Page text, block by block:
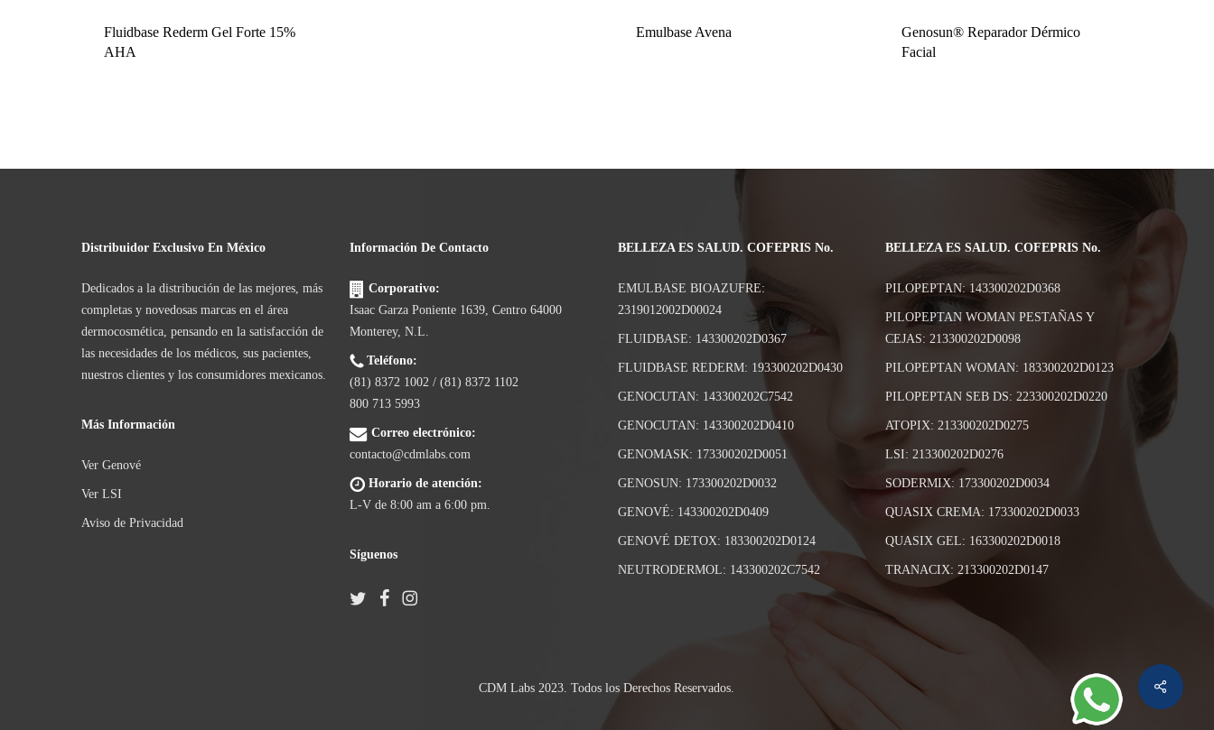
Fluidbase Rederm Gel Forte 15%
AHA
Emulbase Avena
Genosun® Reparador Dérmico
Facial
Share
Distribuidor Exclusivo En México
Dedicados a la distribución de las mejores, más
completas y novedosas marcas en el área
dermocosmética, pensando en la satisfacción de
las necesidades de los médicos, sus pacientes,
nuestros clientes y los consumidores mexicanos.
Más Información
Ver Genové
Ver LSI
Aviso de Privacidad
Información De Contacto
Corporativo:
Isaac Garza Poniente 1639, Centro 64000
Monterey, N.L.
Teléfono:
(81) 8372 1002 / (81) 8372 1102
800 713 5993
Correo electrónico:
contacto@cdmlabs.com
Horario de atención:
L-V de 8:00 am a 6:00 pm.
Síguenos
BELLEZA ES SALUD. COFEPRIS No.
EMULBASE BIOAZUFRE:
2319012002D00024
FLUIDBASE: 143300202D0367
FLUIDBASE REDERM: 193300202D0430
GENOCUTAN: 143300202C7542
GENOCUTAN: 143300202D0410
GENOMASK: 173300202D0051
GENOSUN: 173300202D0032
GENOVÉ: 143300202D0409
GENOVÉ DETOX: 183300202D0124
NEUTRODERMOL: 143300202C7542
BELLEZA ES SALUD. COFEPRIS No.
PILOPEPTAN: 143300202D0368
PILOPEPTAN WOMAN PESTAÑAS Y
CEJAS: 213300202D0098
PILOPEPTAN WOMAN: 183300202D0123
PILOPEPTAN SEB DS: 223300202D0220
ATOPIX: 213300202D0275
LSI: 213300202D0276
SODERMIX: 173300202D0034
QUASIX CREMA: 173300202D0033
QUASIX GEL: 163300202D0018
TRANACIX: 213300202D0147
CDM Labs 2023. Todos los Derechos Reservados.